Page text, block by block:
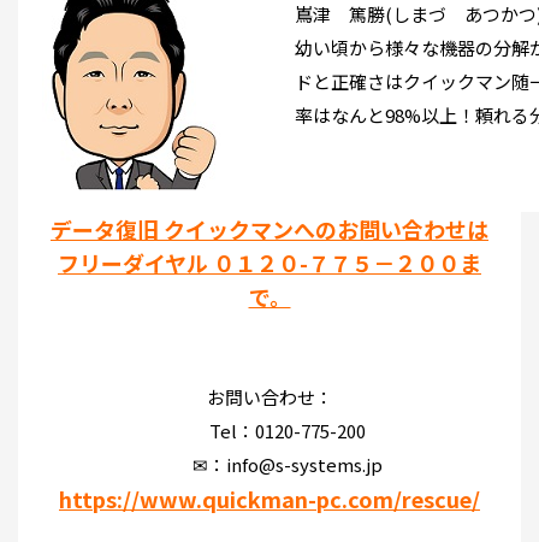
嶌津 篤勝(しまづ あつか
幼い頃から様々な機器の分解
ドと正確さはクイックマン
率はなんと98%以上！頼れる
データ復旧 クイックマンへのお問い合わせは
フリーダイヤル ０１２０-７７５－２００ま
で。
お問い合わせ：
Tel：0120-775-200
✉：info@s-systems.jp
https://www.quickman-pc.com/rescue/